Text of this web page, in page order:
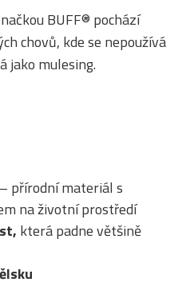
BUFF® pochází
chovů, kde se nepoužívá
jako mulesing.
– přírodní materiál s
na životní prostředí
která padne většině